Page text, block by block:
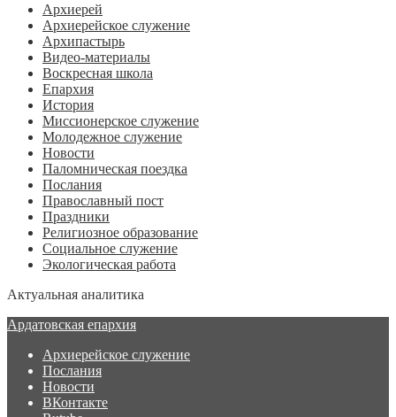
Архиерей
Архиерейское служение
Архипастырь
Видео-материалы
Воскресная школа
Епархия
История
Миссионерское служение
Молодежное служение
Новости
Паломническая поездка
Послания
Православный пост
Праздники
Религиозное образование
Социальное служение
Экологическая работа
Актуальная аналитика
Ардатовская епархия
Архиерейское служение
Послания
Новости
ВКонтакте